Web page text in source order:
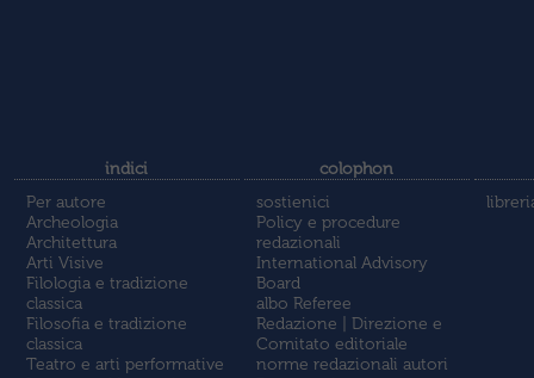
indici
Per autore
Archeologia
Architettura
Arti Visive
Filologia e tradizione
classica
Filosofia e tradizione
classica
Teatro e arti performative
colophon
sostienici
Policy e procedure
redazionali
International Advisory
Board
albo Referee
Redazione | Direzione e
Comitato editoriale
norme redazionali autori